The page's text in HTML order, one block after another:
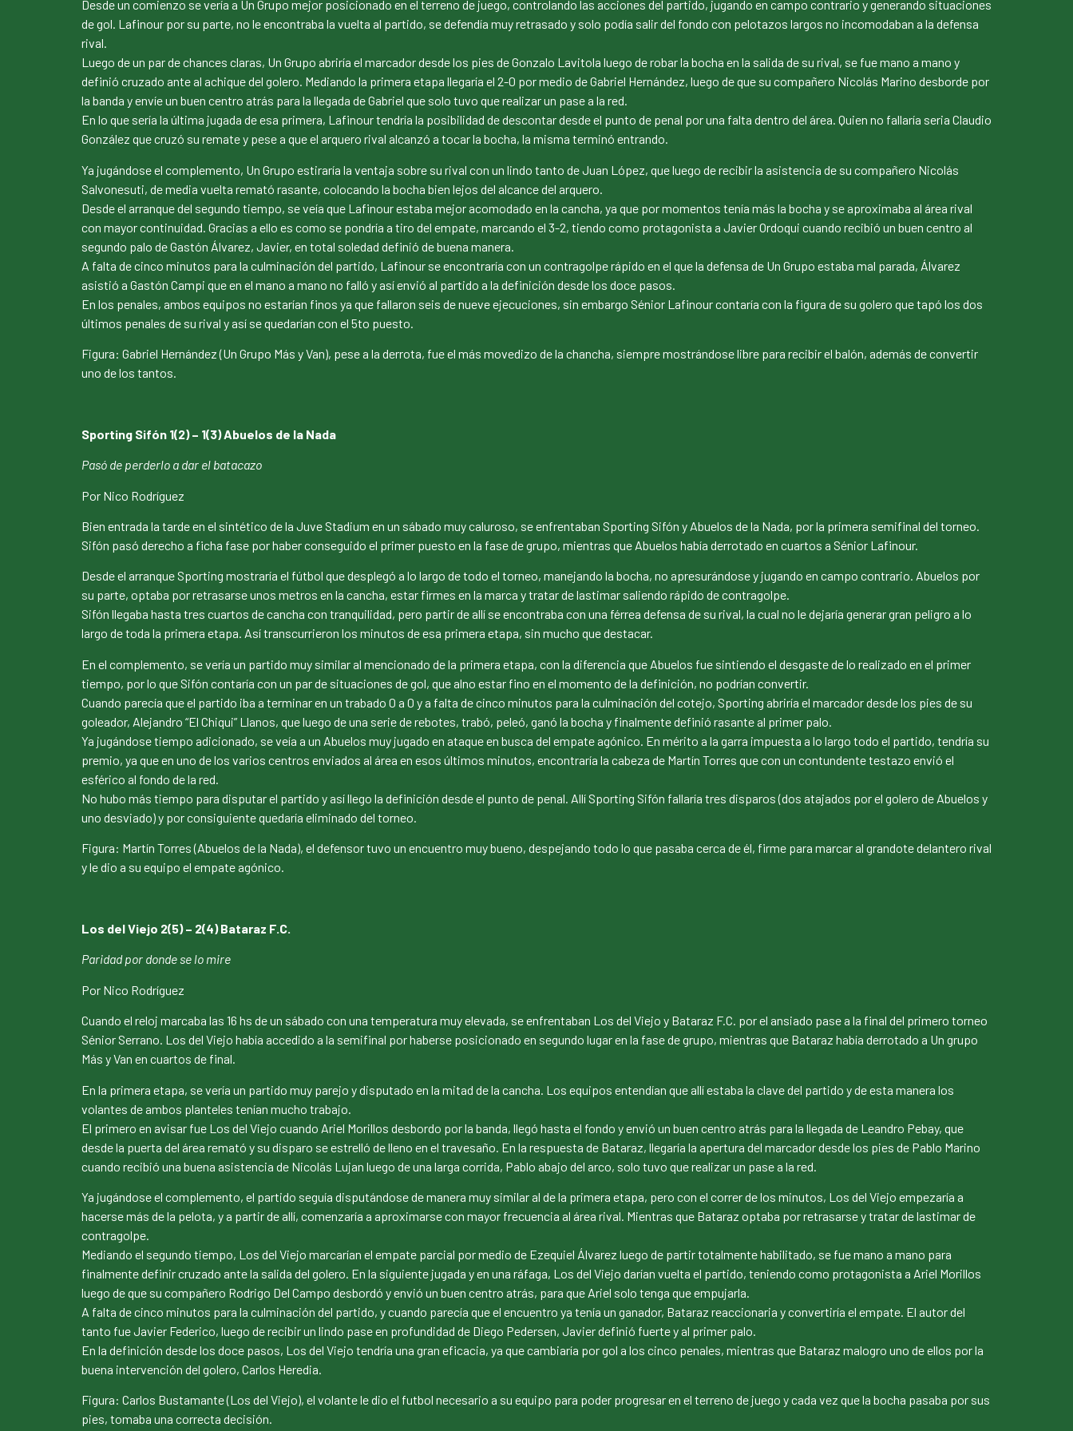
Desde un comienzo se vería a Un Grupo mejor posicionado en el terreno de juego, controlando las acciones del partido, jugando en campo contrario y generando situaciones
de gol. Lafinour por su parte, no le encontraba la vuelta al partido, se defendía muy retrasado y solo podía salir del fondo con pelotazos largos no incomodaban a la defensa
rival.
Luego de un par de chances claras, Un Grupo abriría el marcador desde los pies de Gonzalo Lavitola luego de robar la bocha en la salida de su rival, se fue mano a mano y
definió cruzado ante al achique del golero. Mediando la primera etapa llegaría el 2-0 por medio de Gabriel Hernández, luego de que su compañero Nicolás Marino desborde por
la banda y envíe un buen centro atrás para la llegada de Gabriel que solo tuvo que realizar un pase a la red.
En lo que sería la última jugada de esa primera, Lafinour tendría la posibilidad de descontar desde el punto de penal por una falta dentro del área. Quien no fallaría seria Claudio
González que cruzó su remate y pese a que el arquero rival alcanzó a tocar la bocha, la misma terminó entrando.
Ya jugándose el complemento, Un Grupo estiraría la ventaja sobre su rival con un lindo tanto de Juan López, que luego de recibir la asistencia de su compañero Nicolás
Salvonesuti, de media vuelta remató rasante, colocando la bocha bien lejos del alcance del arquero.
Desde el arranque del segundo tiempo, se veía que Lafinour estaba mejor acomodado en la cancha, ya que por momentos tenía más la bocha y se aproximaba al área rival
con mayor continuidad. Gracias a ello es como se pondría a tiro del empate, marcando el 3-2, tiendo como protagonista a Javier Ordoqui cuando recibió un buen centro al
segundo palo de Gastón Álvarez, Javier, en total soledad definió de buena manera.
A falta de cinco minutos para la culminación del partido, Lafinour se encontraría con un contragolpe rápido en el que la defensa de Un Grupo estaba mal parada, Álvarez
asistió a Gastón Campi que en el mano a mano no falló y así envió al partido a la definición desde los doce pasos.
En los penales, ambos equipos no estarían finos ya que fallaron seis de nueve ejecuciones, sin embargo Sénior Lafinour contaría con la figura de su golero que tapó los dos
últimos penales de su rival y así se quedarían con el 5to puesto.
Figura: Gabriel Hernández (Un Grupo Más y Van), pese a la derrota, fue el más movedizo de la chancha, siempre mostrándose libre para recibir el balón, además de convertir
uno de los tantos.
Sporting Sifón 1(2) – 1(3) Abuelos de la Nada
Pasó de perderlo a dar el batacazo
Por Nico Rodríguez
Bien entrada la tarde en el sintético de la Juve Stadium en un sábado muy caluroso, se enfrentaban Sporting Sifón y Abuelos de la Nada, por la primera semifinal del torneo.
Sifón pasó derecho a ficha fase por haber conseguido el primer puesto en la fase de grupo, mientras que Abuelos había derrotado en cuartos a Sénior Lafinour.
Desde el arranque Sporting mostraría el fútbol que desplegó a lo largo de todo el torneo, manejando la bocha, no apresurándose y jugando en campo contrario. Abuelos por
su parte, optaba por retrasarse unos metros en la cancha, estar firmes en la marca y tratar de lastimar saliendo rápido de contragolpe.
Sifón llegaba hasta tres cuartos de cancha con tranquilidad, pero partir de allí se encontraba con una férrea defensa de su rival, la cual no le dejaría generar gran peligro a lo
largo de toda la primera etapa. Así transcurrieron los minutos de esa primera etapa, sin mucho que destacar.
En el complemento, se vería un partido muy similar al mencionado de la primera etapa, con la diferencia que Abuelos fue sintiendo el desgaste de lo realizado en el primer
tiempo, por lo que Sifón contaría con un par de situaciones de gol, que alno estar fino en el momento de la definición, no podrían convertir.
Cuando parecía que el partido iba a terminar en un trabado 0 a 0 y a falta de cinco minutos para la culminación del cotejo, Sporting abriría el marcador desde los pies de su
goleador, Alejandro “El Chiqui” Llanos, que luego de una serie de rebotes, trabó, peleó, ganó la bocha y finalmente definió rasante al primer palo.
Ya jugándose tiempo adicionado, se veía a un Abuelos muy jugado en ataque en busca del empate agónico. En mérito a la garra impuesta a lo largo todo el partido, tendría su
premio, ya que en uno de los varios centros enviados al área en esos últimos minutos, encontraría la cabeza de Martín Torres que con un contundente testazo envió el
esférico al fondo de la red.
No hubo más tiempo para disputar el partido y así llego la definición desde el punto de penal. Allí Sporting Sifón fallaría tres disparos (dos atajados por el golero de Abuelos y
uno desviado) y por consiguiente quedaría eliminado del torneo.
Figura: Martín Torres (Abuelos de la Nada), el defensor tuvo un encuentro muy bueno, despejando todo lo que pasaba cerca de él, firme para marcar al grandote delantero rival
y le dio a su equipo el empate agónico.
Los del Viejo 2(5) – 2(4) Bataraz F.C.
Paridad por donde se lo mire
Por Nico Rodríguez
Cuando el reloj marcaba las 16 hs de un sábado con una temperatura muy elevada, se enfrentaban Los del Viejo y Bataraz F.C. por el ansiado pase a la final del primero torneo
Sénior Serrano. Los del Viejo había accedido a la semifinal por haberse posicionado en segundo lugar en la fase de grupo, mientras que Bataraz había derrotado a Un grupo
Más y Van en cuartos de final.
En la primera etapa, se vería un partido muy parejo y disputado en la mitad de la cancha. Los equipos entendían que allí estaba la clave del partido y de esta manera los
volantes de ambos planteles tenían mucho trabajo.
El primero en avisar fue Los del Viejo cuando Ariel Morillos desbordo por la banda, llegó hasta el fondo y envió un buen centro atrás para la llegada de Leandro Pebay, que
desde la puerta del área remató y su disparo se estrelló de lleno en el travesaño. En la respuesta de Bataraz, llegaría la apertura del marcador desde los pies de Pablo Marino
cuando recibió una buena asistencia de Nicolás Lujan luego de una larga corrida, Pablo abajo del arco, solo tuvo que realizar un pase a la red.
Ya jugándose el complemento, el partido seguía disputándose de manera muy similar al de la primera etapa, pero con el correr de los minutos, Los del Viejo empezaría a
hacerse más de la pelota, y a partir de allí, comenzaría a aproximarse con mayor frecuencia al área rival. Mientras que Bataraz optaba por retrasarse y tratar de lastimar de
contragolpe.
Mediando el segundo tiempo, Los del Viejo marcarían el empate parcial por medio de Ezequiel Álvarez luego de partir totalmente habilitado, se fue mano a mano para
finalmente definir cruzado ante la salida del golero. En la siguiente jugada y en una ráfaga, Los del Viejo darían vuelta el partido, teniendo como protagonista a Ariel Morillos
luego de que su compañero Rodrigo Del Campo desbordó y envió un buen centro atrás, para que Ariel solo tenga que empujarla.
A falta de cinco minutos para la culminación del partido, y cuando parecía que el encuentro ya tenía un ganador, Bataraz reaccionaria y convertiría el empate. El autor del
tanto fue Javier Federico, luego de recibir un lindo pase en profundidad de Diego Pedersen, Javier definió fuerte y al primer palo.
En la definición desde los doce pasos, Los del Viejo tendría una gran eficacia, ya que cambiaría por gol a los cinco penales, mientras que Bataraz malogro uno de ellos por la
buena intervención del golero, Carlos Heredia.
Figura: Carlos Bustamante (Los del Viejo), el volante le dio el futbol necesario a su equipo para poder progresar en el terreno de juego y cada vez que la bocha pasaba por sus
pies, tomaba una correcta decisión.